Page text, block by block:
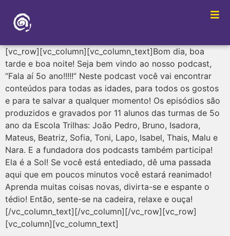
[vc_row][vc_column][vc_column_text]Bom dia, boa
tarde e boa noite! Seja bem vindo ao nosso podcast,
“Fala aí 5o ano!!!!!” Neste podcast você vai encontrar
conteúdos para todas as idades, para todos os gostos
e para te salvar a qualquer momento! Os episódios são
produzidos e gravados por 11 alunos das turmas de 5o
ano da Escola Trilhas: João Pedro, Bruno, Isadora,
Mateus, Beatriz, Sofia, Toni, Lapo, Isabel, Thais, Malu e
Nara. E a fundadora dos podcasts também participa!
Ela é a Sol! Se você está entediado, dê uma passada
aqui que em poucos minutos você estará reanimado!
Aprenda muitas coisas novas, divirta-se e espante o
tédio! Então, sente-se na cadeira, relaxe e ouça!
[/vc_column_text][/vc_column][/vc_row][vc_row]
[vc_column][vc_column_text]